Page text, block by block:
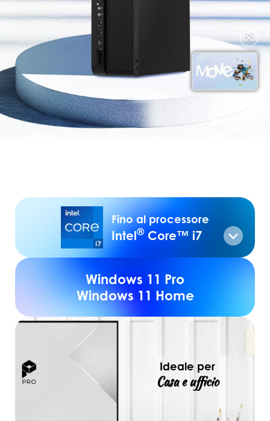
✕
Fino al processore
Intel®Core™ i7
Windows 11 Pro
Windows 11 Home
Ideale per
Casa e ufficio